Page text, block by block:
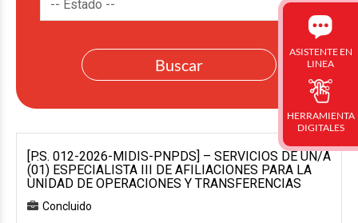
[P.S. 012-2026-MIDIS-PNPDS] – SERVICIOS DE UN/A
(01) ESPECIALISTA III DE AFILIACIONES PARA LA
UNIDAD DE OPERACIONES Y TRANSFERENCIAS
Concluido
ASISTENTE EN
LINEA
HERRAMIENTA
DIGITALES